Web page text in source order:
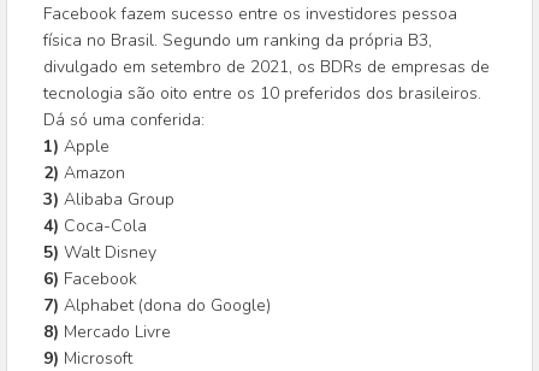
Facebook fazem sucesso entre os investidores pessoa
física no Brasil. Segundo um ranking da própria B3,
divulgado em setembro de 2021, os BDRs de empresas de
tecnologia são oito entre os 10 preferidos dos brasileiros.
Dá só uma conferida:
1) Apple
2) Amazon
3) Alibaba Group
4) Coca-Cola
5) Walt Disney
6) Facebook
7) Alphabet (dona do Google)
8) Mercado Livre
9) Microsoft